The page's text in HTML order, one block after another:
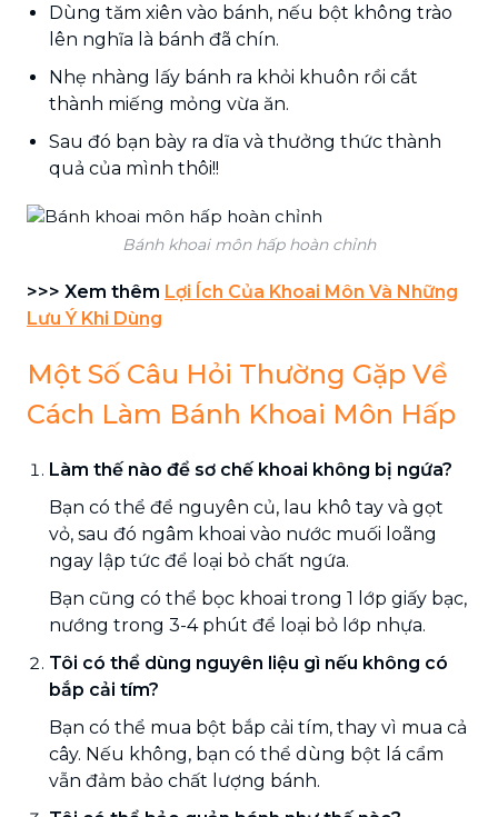
Dùng tăm xiên vào bánh, nếu bột không trào
lên nghĩa là bánh đã chín.
Nhẹ nhàng lấy bánh ra khỏi khuôn rồi cắt
thành miếng mỏng vừa ăn.
Sau đó bạn bày ra dĩa và thưởng thức thành
quả của mình thôi!!
Bánh khoai môn hấp hoàn chỉnh
>>> Xem thêm Lợi Ích Của Khoai Môn Và Những
Lưu Ý Khi Dùng
Một Số Câu Hỏi Thường Gặp Về
Cách Làm Bánh Khoai Môn Hấp
Làm thế nào để sơ chế khoai không bị ngứa?
Bạn có thể để nguyên củ, lau khô tay và gọt
vỏ, sau đó ngâm khoai vào nước muối loãng
ngay lập tức để loại bỏ chất ngứa.
Bạn cũng có thể bọc khoai trong 1 lớp giấy bạc,
nướng trong 3-4 phút để loại bỏ lớp nhựa.
Tôi có thể dùng nguyên liệu gì nếu không có
bắp cải tím?
Bạn có thể mua bột bắp cải tím, thay vì mua cả
cây. Nếu không, bạn có thể dùng bột lá cẩm
vẫn đảm bảo chất lượng bánh.